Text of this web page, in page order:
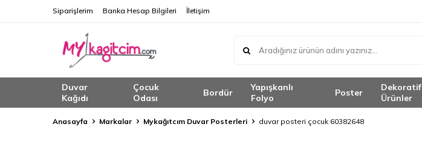
Siparişlerim Banka Hesap Bilgileri İletişim
Duvar
Kağıdı
Çocuk
Odası
Bordür
Yapışkanlı
Folyo
Poster
Dekoratif
Ürünler
Anasayfa Markalar Mykağıtcım Duvar Posterleri duvar posteri çocuk 60382648